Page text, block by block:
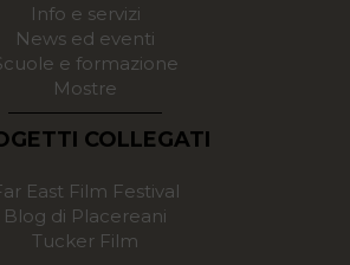
Info e servizi
News ed eventi
e formazione
Mostre
COLLEGATI
East Film Festival
Blog di Placereani
Tucker Film